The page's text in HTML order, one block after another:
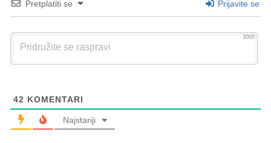
Pretplatiti se Prijavite se
3000
42 KOMENTARI
Najstariji